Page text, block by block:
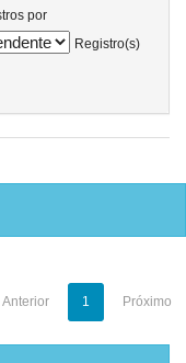
por
Registro(s)
Anterior 1 Próximo